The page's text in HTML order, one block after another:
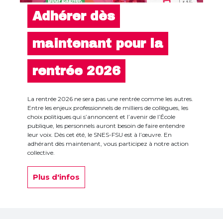
Adhérer dès
maintenant pour la
rentrée 2026
La rentrée 2026 ne sera pas une rentrée comme les autres.
Entre les enjeux professionnels de milliers de collègues, les
choix politiques qui s’annoncent et l’avenir de l’École
publique, les personnels auront besoin de faire entendre
leur voix. Dès cet été, le SNES-FSU est à l’œuvre. En
adhérant dès maintenant, vous participez à notre action
collective.
Plus d'infos